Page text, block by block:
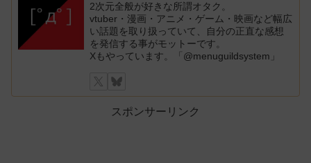
2次元全般が好きな所謂オタク。
vtuber・漫画・アニメ・ゲーム・映画など幅広
い話題を取り扱っていて、自分の正直な感想
を発信する事がモットーです。
Xもやっています。「@menuguildsystem」
スポンサーリンク